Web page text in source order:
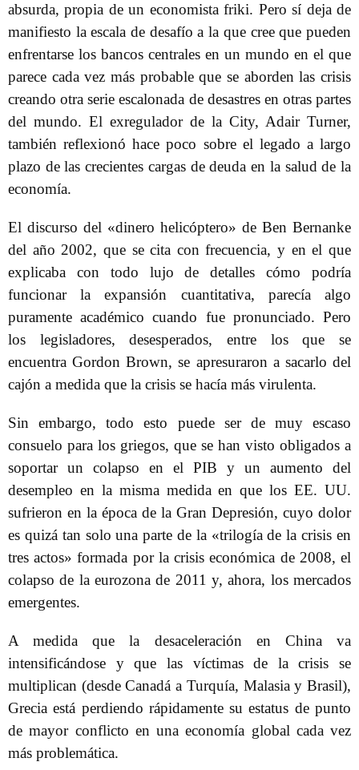
absurda, propia de un economista friki. Pero sí deja de
manifiesto la escala de desafío a la que cree que pueden
enfrentarse los bancos centrales en un mundo en el que
parece cada vez más probable que se aborden las crisis
creando otra serie escalonada de desastres en otras partes
del mundo. El exregulador de la City, Adair Turner,
también reflexionó hace poco sobre el legado a largo
plazo de las crecientes cargas de deuda en la salud de la
economía.
El discurso del «dinero helicóptero» de Ben Bernanke
del año 2002, que se cita con frecuencia, y en el que
explicaba con todo lujo de detalles cómo podría
funcionar la expansión cuantitativa, parecía algo
puramente académico cuando fue pronunciado. Pero
los legisladores, desesperados, entre los que se
encuentra Gordon Brown, se apresuraron a sacarlo del
cajón a medida que la crisis se hacía más virulenta.
Sin embargo, todo esto puede ser de muy escaso
consuelo para los griegos, que se han visto obligados a
soportar un colapso en el PIB y un aumento del
desempleo en la misma medida en que los EE. UU.
sufrieron en la época de la Gran Depresión, cuyo dolor
es quizá tan solo una parte de la «trilogía de la crisis en
tres actos» formada por la crisis económica de 2008, el
colapso de la eurozona de 2011 y, ahora, los mercados
emergentes.
A medida que la desaceleración en China va
intensificándose y que las víctimas de la crisis se
multiplican (desde Canadá a Turquía, Malasia y Brasil),
Grecia está perdiendo rápidamente su estatus de punto
de mayor conflicto en una economía global cada vez
más problemática.